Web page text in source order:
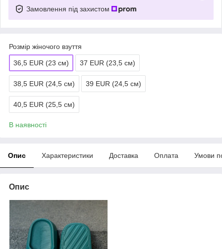
Замовлення під захистом
Розмір жіночого взуття
36,5 EUR (23 см) 37 EUR (23,5 см)
38,5 EUR (24,5 см) 39 EUR (24,5 см)
40,5 EUR (25,5 см)
В наявності
Опис Характеристики Доставка Оплата Умови
Опис